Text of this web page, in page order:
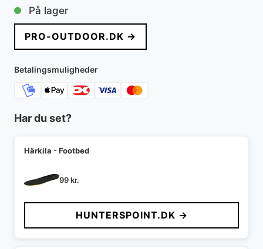
På lager
PRO-OUTDOOR.DK →
Betalingsmuligheder
Har du set?
Härkila - Footbed
99kr.
HUNTERSPOINT.DK →